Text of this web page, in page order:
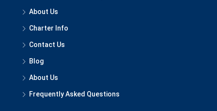
About Us
Charter Info
Contact Us
Blog
About Us
Frequently Asked Questions